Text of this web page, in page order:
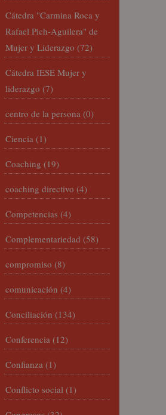
Cátedra "Carmina Roca y
Rafael Pich-Aguilera" de
Mujer y Liderazgo (72)
Cátedra IESE Mujer y
liderazgo (7)
centro de la persona (0)
Ciencia (1)
Coaching (19)
coaching directivo (4)
Competencias (4)
Complementariedad (58)
compromiso (8)
comunicación (4)
Conciliación (134)
Conferencia (12)
Confianza (1)
Conflicto social (1)